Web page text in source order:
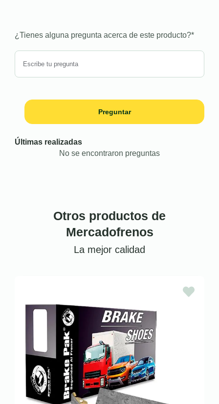
¿Tienes alguna pregunta acerca de este producto?*
Preguntar
Últimas realizadas
No se encontraron preguntas
Otros productos de
Mercadofrenos
La mejor calidad